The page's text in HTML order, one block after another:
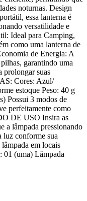
noturnas. Design
essa lanterna é
versatilidade e
Ideal para Camping,
como uma lanterna de
de Energia: A
garantindo uma
prolongar suas
Cores: Azul/
estoque Peso: 40 g
Possui 3 modos de
perfeitamente como
DE USO Insira as
a lâmpada pressionando
luz conforme sua
em locais
(uma) Lâmpada